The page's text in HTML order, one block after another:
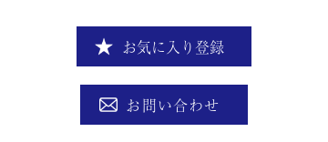
お気に入り登録
お問い合わせ